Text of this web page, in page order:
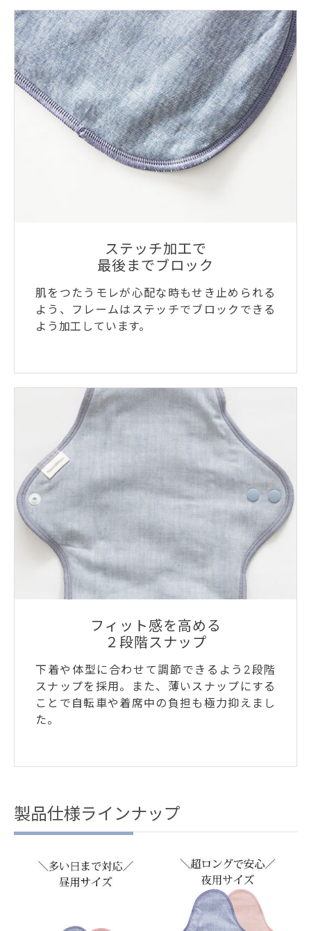
ステッチ加工で
最後までブロック
肌をつたうモレが心配な時もせき止められる
よう、フレームはステッチでブロックできる
よう加工しています。
フィット感を高める
２段階スナップ
下着や体型に合わせて調節できるよう2段階
スナップを採用。また、薄いスナップにする
ことで自転車や着席中の負担も極力抑えまし
た。
製品仕様ラインナップ